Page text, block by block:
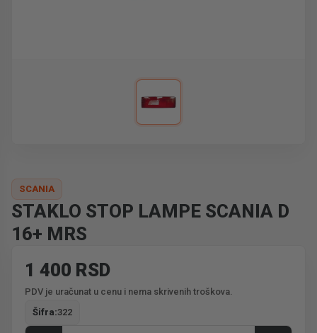
SCANIA
STAKLO STOP LAMPE SCANIA D
16+ MRS
1 400 RSD
PDV je uračunat u cenu i nema skrivenih troškova.
Šifra:322